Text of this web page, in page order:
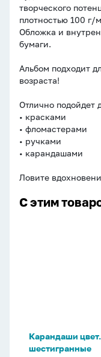
творческого
плотностью 100 г/
Обложка и
бумаги.
Альбом подходит
возраста!
Отлично подойдет
• красками
• фломастерами
• ручками
• карандашами
Ловите
С этим
Карандаши
шестигранные